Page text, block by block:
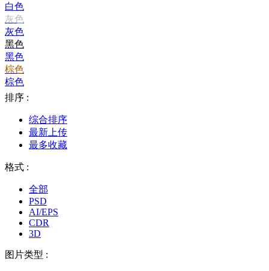
白色
灰色
灰色
黑色
黑色
棕色
棕色
排序 :
综合排序
最新上传
最多收藏
格式 :
全部
PSD
AI/EPS
CDR
3D
图片类型 :